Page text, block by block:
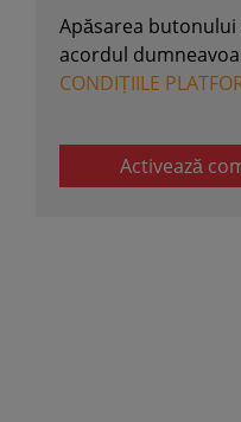
Apăsarea
acordul
CONDIȚIILE
Activează